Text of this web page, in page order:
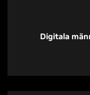
Digitala